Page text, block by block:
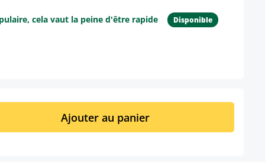
cela vaut la peine d'être rapide Disponible
: Entrez la quantité souhaitée ou
Ajouter au panier